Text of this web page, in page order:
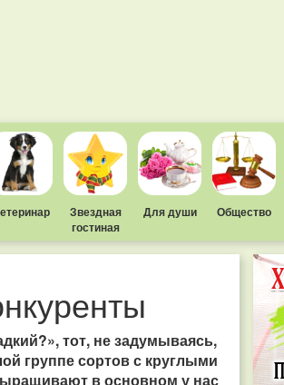
Звездная
гостиная
Для души Общество
тот, не задумываясь,
группе сортов с круглыми
в основном у нас